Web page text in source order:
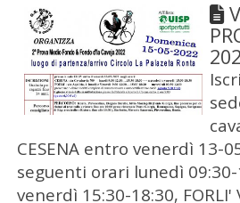
CESENA entro venerdì 13-
seguenti orari lunedì
venerdì 15:30-18:30, FORLI'